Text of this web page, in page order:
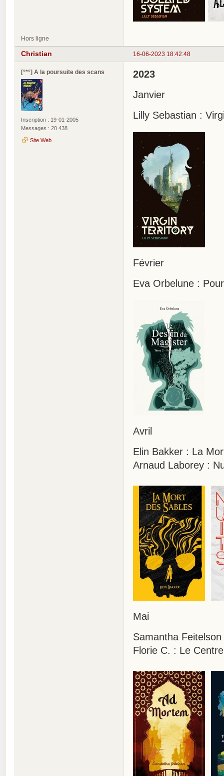
Hors ligne
16-06-2023 18:42:48
Christian
[°*°] A la poursuite des scans
Inscription : 19-01-2005
Messages : 20 438
Site Web
2023
Janvier
Lilly Sebastian :
Février
Eva Orbelune :
Avril
Elin Bakker : La
Arnaud Laborey
Mai
Samantha
Florie C. : Le